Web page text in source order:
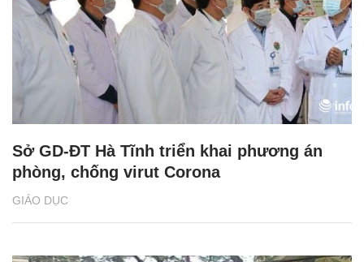
GIÁO DỤC
Sở GD-ĐT Hà Tĩnh triển khai phương án
phòng, chống virut Corona